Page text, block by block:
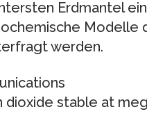
Erdmantel
Modelle
werden.
stable at